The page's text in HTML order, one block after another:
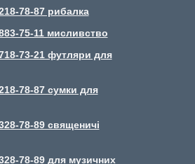
78-87 рибалка
75-11 мисливство
73-21 футляри для
78-87 сумки для
78-89 священичі
78-89 для музичних